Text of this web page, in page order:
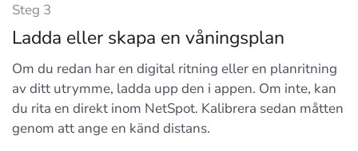
Steg 3
Ladda eller skapa en våningsplan
Om du redan har en digital ritning eller en planritning
av ditt utrymme, ladda upp den i appen. Om inte, kan
du rita en direkt inom NetSpot. Kalibrera sedan måtten
genom att ange en känd distans.